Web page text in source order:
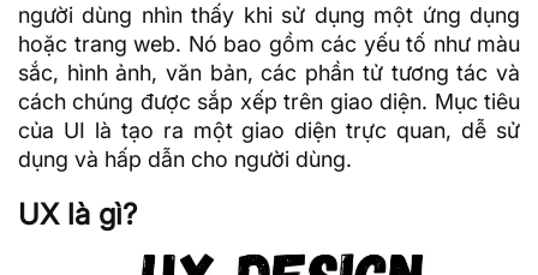
người dùng nhìn thấy khi sử dụng một ứng dụng
hoặc trang web. Nó bao gồm các yếu tố như màu
sắc, hình ảnh, văn bản, các phần tử tương tác và
cách chúng được sắp xếp trên giao diện. Mục tiêu
của UI là tạo ra một giao diện trực quan, dễ sử
dụng và hấp dẫn cho người dùng.
UX là gì?